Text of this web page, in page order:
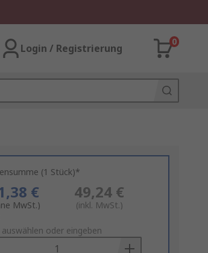
Login / Registrierung
0
(1 Stück)*
€
MwSt.)
49,24 €
(inkl. MwSt.)
oder eingeben